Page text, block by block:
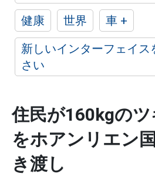
健康
世界
車 +
新しいインターフェイス
さい
住民が160kgの
をホアンリエン
き渡し